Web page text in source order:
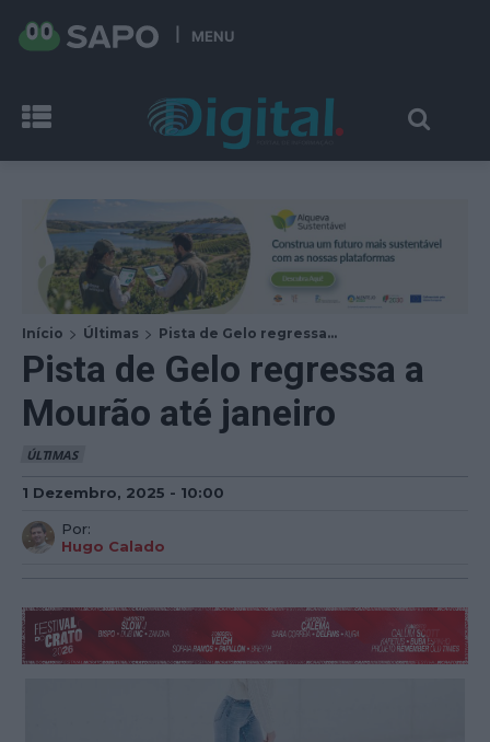
MENU
Início Últimas Pista de Gelo regressa...
Pista de Gelo regressa a
Mourão até janeiro
ÚLTIMAS
1 Dezembro, 2025 - 10:00
Por:
Hugo Calado